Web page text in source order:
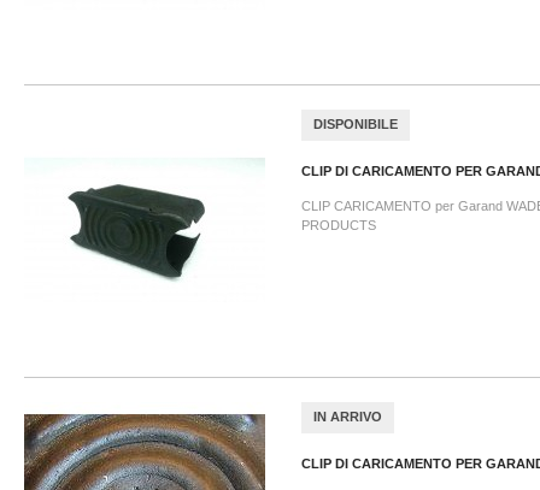
DISPONIBILE
CLIP DI CARICAMENTO PER
CLIP CARICAMENTO per Garand
PRODUCTS
IN ARRIVO
CLIP DI CARICAMENTO PER